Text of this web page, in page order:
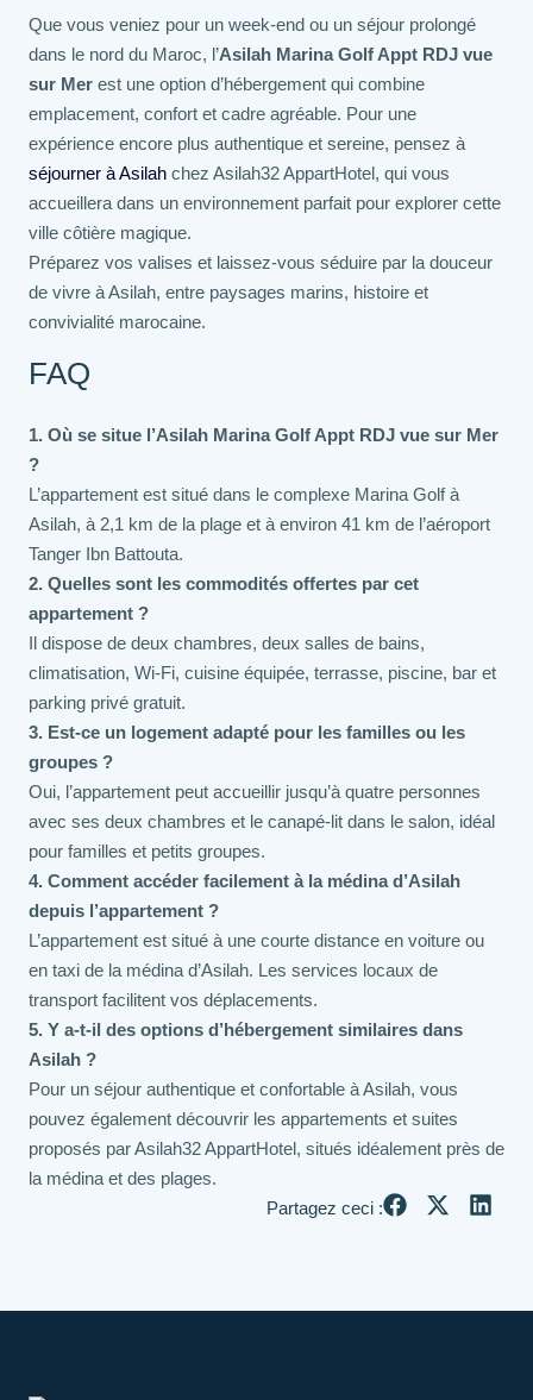
Que vous veniez pour un week-end ou un séjour prolongé
dans le nord du Maroc, l’Asilah Marina Golf Appt RDJ vue
sur Mer est une option d’hébergement qui combine
emplacement, confort et cadre agréable. Pour une
expérience encore plus authentique et sereine, pensez à
séjourner à Asilah chez Asilah32 AppartHotel, qui vous
accueillera dans un environnement parfait pour explorer cette
ville côtière magique.
Préparez vos valises et laissez-vous séduire par la douceur
de vivre à Asilah, entre paysages marins, histoire et
convivialité marocaine.
FAQ
1. Où se situe l’Asilah Marina Golf Appt RDJ vue sur Mer
?
L’appartement est situé dans le complexe Marina Golf à
Asilah, à 2,1 km de la plage et à environ 41 km de l’aéroport
Tanger Ibn Battouta.
2. Quelles sont les commodités offertes par cet
appartement ?
Il dispose de deux chambres, deux salles de bains,
climatisation, Wi-Fi, cuisine équipée, terrasse, piscine, bar et
parking privé gratuit.
3. Est-ce un logement adapté pour les familles ou les
groupes ?
Oui, l’appartement peut accueillir jusqu’à quatre personnes
avec ses deux chambres et le canapé-lit dans le salon, idéal
pour familles et petits groupes.
4. Comment accéder facilement à la médina d’Asilah
depuis l’appartement ?
L’appartement est situé à une courte distance en voiture ou
en taxi de la médina d’Asilah. Les services locaux de
transport facilitent vos déplacements.
5. Y a-t-il des options d’hébergement similaires dans
Asilah ?
Pour un séjour authentique et confortable à Asilah, vous
pouvez également découvrir les appartements et suites
proposés par Asilah32 AppartHotel, situés idéalement près de
la médina et des plages.
Partagez ceci :